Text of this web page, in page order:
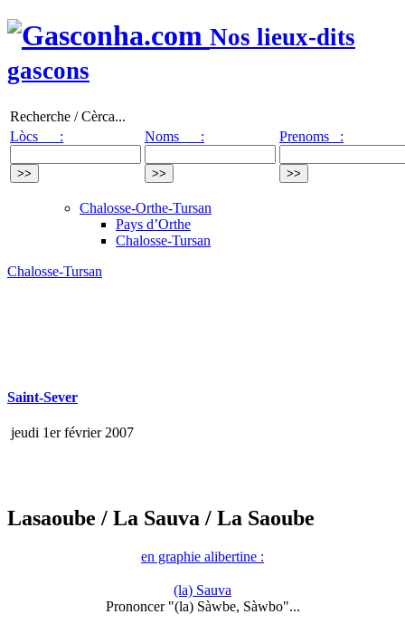
Nos lieux-dits
gascons
Recherche / Cèrca...
Lòcs :
Noms : Prenoms :
Chalosse-Orthe-Tursan
Pays d’Orthe
Chalosse-Tursan
Chalosse-Tursan
Saint-Sever
jeudi 1er février 2007
Lasaoube / La Sauva / La Saoube
en graphie alibertine :
(la) Sauva
Prononcer "(la) Sàwbe, Sàwbo"...